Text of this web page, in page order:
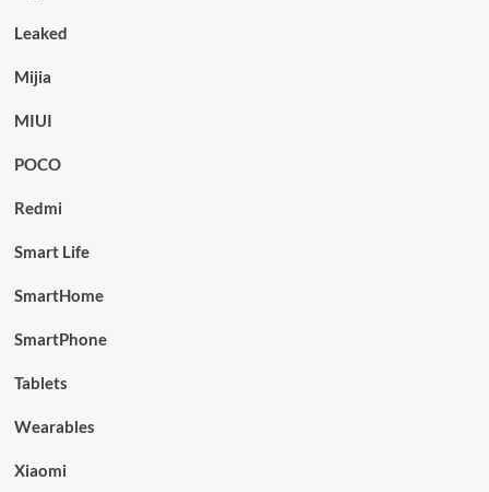
Leaked
Mijia
MIUI
POCO
Redmi
Smart Life
SmartHome
SmartPhone
Tablets
Wearables
Xiaomi